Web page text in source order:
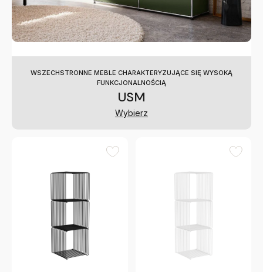
WSZECHSTRONNE MEBLE CHARAKTERYZUJĄCE SIĘ WYSOKĄ
FUNKCJONALNOŚCIĄ
USM
Wybierz